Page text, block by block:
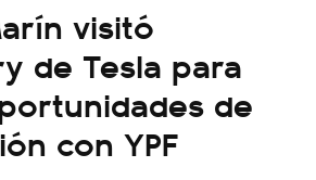
visitó
de Tesla para
de
con YPF